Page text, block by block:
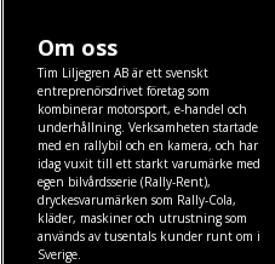
Om oss
Tim Liljegren AB är ett svenskt
entreprenörsdrivet företag som
kombinerar motorsport, e-handel och
underhållning. Verksamheten startade
med en rallybil och en kamera, och har
idag vuxit till ett starkt varumärke med
egen bilvårdsserie (Rally-Rent),
dryckesvarumärken som Rally-Cola,
kläder, maskineroch utrustning som
används av tusentals kunder runt om i
Sverige.